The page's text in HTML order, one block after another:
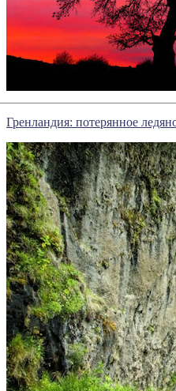
Гренландия: потерянное